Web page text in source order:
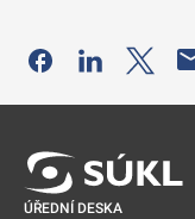
Odkaz seOdkaz
ÚŘEDNÍ DESKA